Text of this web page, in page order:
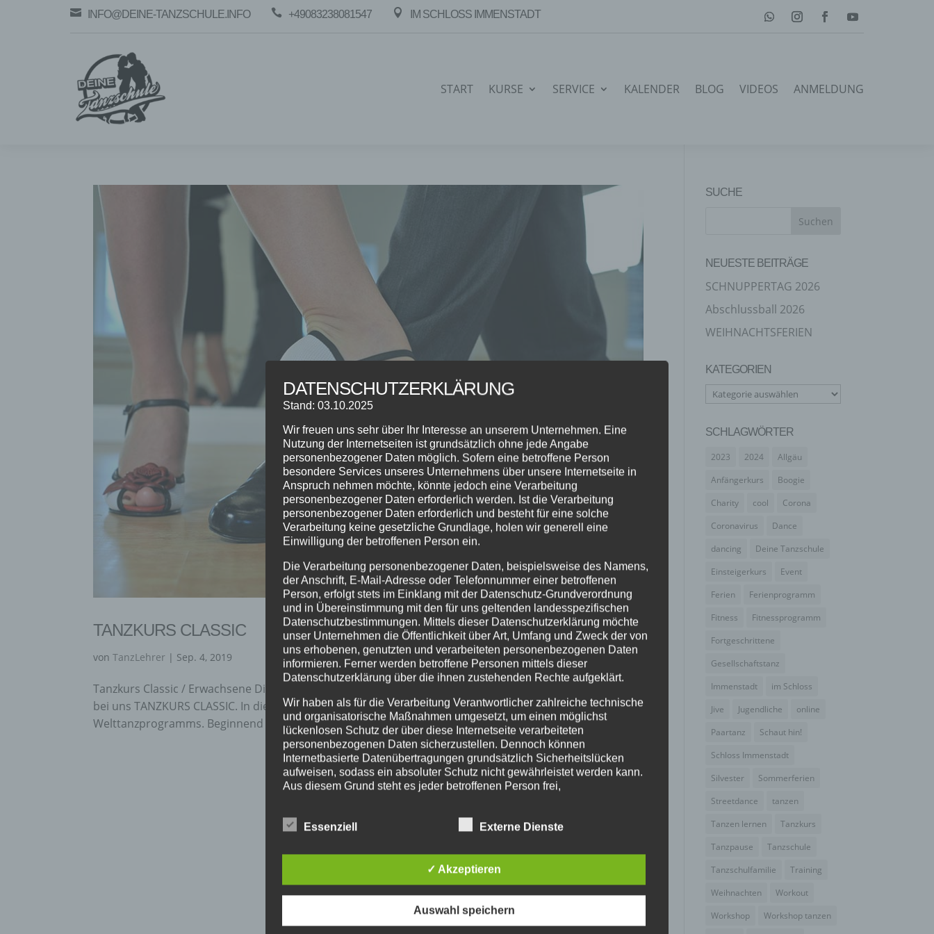
 INFO@DEINE-TANZSCHULE.INFO  +49083238081547  IM SCHLOSS IMMENSTADT
START KURSE SERVICE KALENDER BLOG VIDEOS ANMELDUNG
TANZKURS CLASSIC
vonTanzLehrer | Sep. 4, 2019
Tanzkurs Classic / Erwachsene Die ganz „normalen“ Tanzkurse, so wie man sie seit jeher kennt, heissen
bei uns TANZKURS CLASSIC. In diesen Kursen lernt man Stufe für Stufe alle Tänze des sogenannten
Welttanzprogramms. Beginnend mit Stufe 1 unterrichten wir...
SUCHE
NEUESTE BEITRÄGE
SCHNUPPERTAG 2026
Abschlussball 2026
WEIHNACHTSFERIEN
KATEGORIEN
Kategorien
SCHLAGWÖRTER
2023 2024
Allgäu
Anfängerkurs
Boogie
Charity
cool
Corona
Coronavirus
Dance
dancing
Deine Tanzschule
Einsteigerkurs
Event
Ferien
Ferienprogramm
Fitness
Fitnessprogramm
Fortgeschrittene
Gesellschaftstanz
Immenstadt
im Schloss
Jive
Jugendliche
online
Paartanz
Schaut hin!
Schloss Immenstadt
Silvester
Sommerferien
Streetdance
tanzen
Tanzen lernen
Tanzkurs
Tanzpause
Tanzschule
Tanzschulfamilie
Training
Weihnachten
Workout
Workshop
Workshop tanzen
DATENSCHUTZERKLÄRUNG
Stand: 03.10.2025
Wir freuen uns sehr über Ihr Interesse an unserem Unternehmen. Eine
Nutzung der Internetseiten ist grundsätzlich ohne jede Angabe
personenbezogener Daten möglich. Sofern eine betroffene Person
besondere Services unseres Unternehmens über unsere Internetseite in
Anspruch nehmen möchte, könnte jedoch eine Verarbeitung
personenbezogener Daten erforderlich werden. Ist die Verarbeitung
personenbezogener Daten erforderlich und besteht für eine solche
Verarbeitung keine gesetzliche Grundlage, holen wir generell eine
Einwilligung der betroffenen Person ein.
Die Verarbeitung personenbezogener Daten, beispielsweise des Namens,
der Anschrift, E-Mail-Adresse oder Telefonnummer einer betroffenen
Person, erfolgt stets im Einklang mit der Datenschutz-Grundverordnung
und in Übereinstimmung mit den für uns geltenden landesspezifischen
Datenschutzbestimmungen. Mittels dieser Datenschutzerklärung möchte
unser Unternehmen die Öffentlichkeit über Art, Umfang und Zweck der von
uns erhobenen, genutzten und verarbeiteten personenbezogenen Daten
informieren. Ferner werden betroffene Personen mittels dieser
Datenschutzerklärung über die ihnen zustehenden Rechte aufgeklärt.
Wir haben als für die Verarbeitung Verantwortlicher zahlreiche technische
und organisatorische Maßnahmen umgesetzt, um einen möglichst
lückenlosen Schutz der über diese Internetseite verarbeiteten
personenbezogenen Daten sicherzustellen. Dennoch können
Internetbasierte Datenübertragungen grundsätzlich Sicherheitslücken
aufweisen, sodass ein absoluter Schutz nicht gewährleistet werden kann.
Aus diesem Grund steht es jeder betroffenen Person frei,
Die Datenschutzerklärung beruht auf den Begrifflichkeiten, die durch den
Europäischen Richtlinien- und Verordnungsgeber beim Erlass der
Datenschutz-Grundverordnung (DS-GVO) verwendet wurden. Unsere
Essenziell Externe Dienste
✓ Akzeptieren
Auswahl speichern